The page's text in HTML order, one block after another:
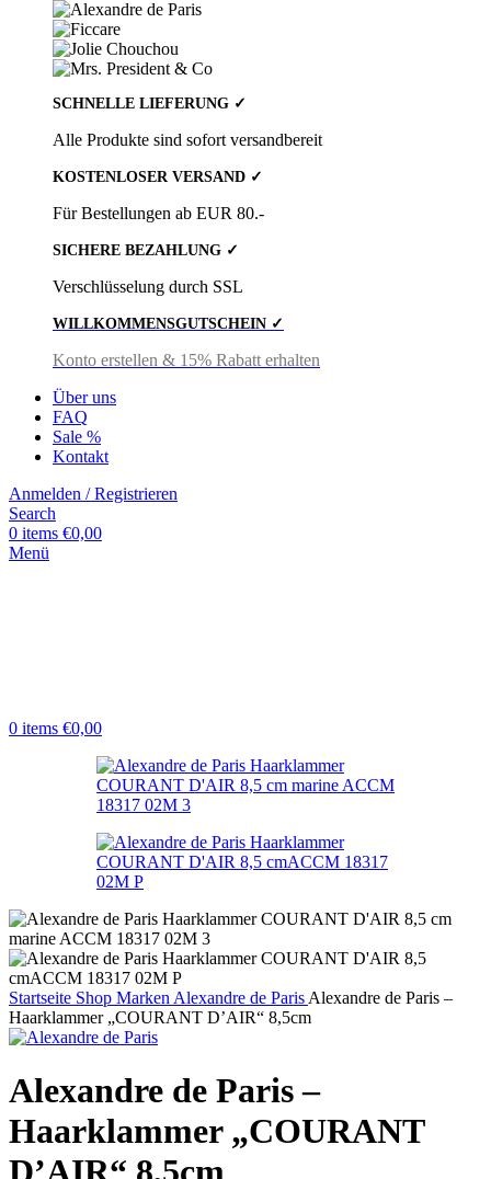
SCHNELLE LIEFERUNG ✓
Alle Produkte sind sofort versandbereit
KOSTENLOSER VERSAND ✓
Für Bestellungen ab EUR 80.-
SICHERE BEZAHLUNG ✓
Verschlüsselung durch SSL
WILLKOMMENSGUTSCHEIN ✓
Konto erstellen & 15% Rabatt erhalten
Über uns
FAQ
Sale %
Kontakt
Anmelden / Registrieren
Search
0 items €0,00
Menü
0 items €0,00
Startseite Shop Marken Alexandre de Paris Alexandre de Paris –
Haarklammer „COURANT D’AIR“ 8,5cm
Alexandre de Paris –
Haarklammer „COURANT